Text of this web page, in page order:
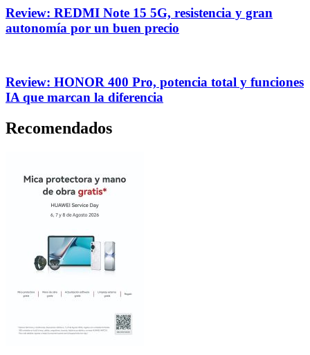
Review: REDMI Note 15 5G, resistencia y gran
autonomía por un buen precio
Review: HONOR 400 Pro, potencia total y funciones
IA que marcan la diferencia
Recomendados